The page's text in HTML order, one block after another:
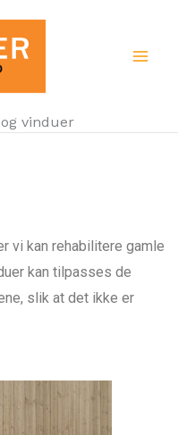
vinduer
vi kan rehabilitere gamle
kan tilpasses de
slik at det ikke er